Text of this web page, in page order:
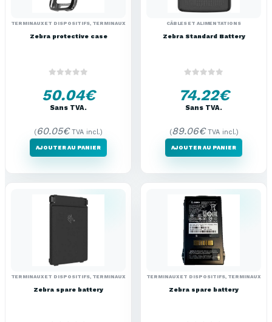
TERMINAUX ET DISPOSITIFS, TERMINAUX PORTABLES (ACCESOIRES)
Zebra protective case
50.04€
Sans TVA.
(60.05€TVA incl.)
AJOUTER AU PANIER
CÂBLES ET ALIMENTATIONS
Zebra Standard Battery
74.22€
Sans TVA.
(89.06€TVA incl.)
AJOUTER AU PANIER
TERMINAUX ET DISPOSITIFS TERMINAUX PORTABLES (ACCESOIRES)
Zebra spare battery
TERMINAUX ET DISPOSITIFS TERMINAUX
Zebra spare battery